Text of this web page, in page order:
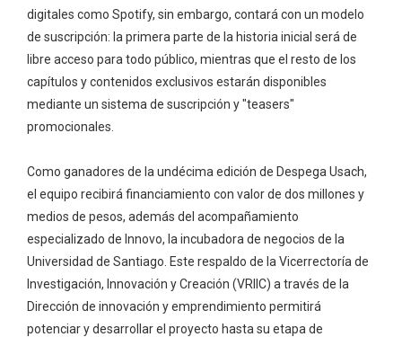
digitales como Spotify, sin embargo, contará con un modelo
de suscripción: la primera parte de la historia inicial será de
libre acceso para todo público, mientras que el resto de los
capítulos y contenidos exclusivos estarán disponibles
mediante un sistema de suscripción y "teasers"
promocionales.
Como ganadores de la undécima edición de Despega Usach,
el equipo recibirá financiamiento con valor de dos millones y
medios de pesos, además del acompañamiento
especializado de Innovo, la incubadora de negocios de la
Universidad de Santiago. Este respaldo de la Vicerrectoría de
Investigación, Innovación y Creación (VRIIC) a través de la
Dirección de innovación y emprendimiento permitirá
potenciar y desarrollar el proyecto hasta su etapa de